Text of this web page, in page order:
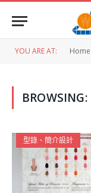
YOU ARE AT: Home
BROWSING:
型錄、簡介設計